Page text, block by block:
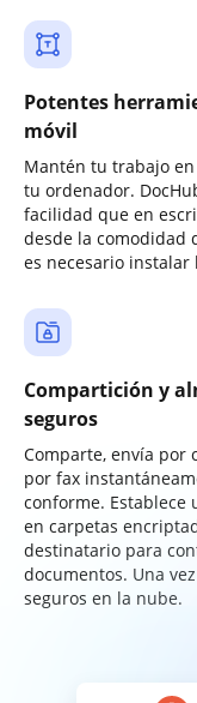
Potentes
móvil
Mantén tu trabajo
tu ordenador.
facilidad que en
desde la comodidad
es necesario instalar
Compartición y
seguros
Comparte, envía por
por fax
conforme. Establece
en carpetas
destinatario para
documentos. Una
seguros en la nube.